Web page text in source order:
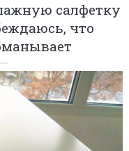
салфетку
что